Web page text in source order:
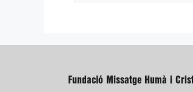
Fundació Missatge Humà i